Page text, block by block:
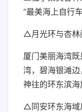
“最美海上自行车
△月光环与杏林
厦门美丽海湾
湾，碧海银滩
神往的环东滨海
△同安环东海域